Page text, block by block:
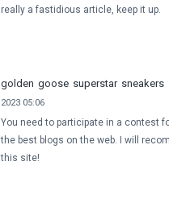
really a fastidious article, keep it up.
golden goose superstar sneakers
2023 05:06
You need to participate in a contest
the best blogs on the web. I will
this site!